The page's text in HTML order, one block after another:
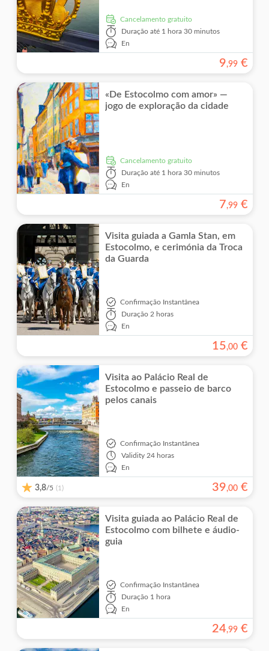
Cancelamento gratuito
Duração até 1 hora 30 minutos
En
9,99 €
«De Estocolmo com amor» —
jogo de exploração da cidade
Cancelamento gratuito
Duração até 1 hora 30 minutos
En
7,99 €
Visita guiada a Gamla Stan, em
Estocolmo, e cerimónia da Troca
da Guarda
Confirmação Instantânea
Duração 2 horas
En
15,00 €
Visita ao Palácio Real de
Estocolmo e passeio de barco
pelos canais
Confirmação Instantânea
Validity 24 horas
En
3,8/5 (1) 39,00 €
Visita guiada ao Palácio Real de
Estocolmo com bilhete e áudio-
guia
Confirmação Instantânea
Duração 1 hora
En
24,99 €